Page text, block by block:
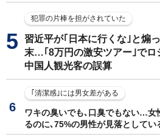
犯罪の片棒を担がされていた
習近平が｢日本に行くな｣と煽
末…｢8万円の激安ツアー｣でロ
中国人観光客の誤算
｢清潔感｣には男女差がある
ワキの臭いでも､口臭でもない…女
るのに､75%の男性が見落として